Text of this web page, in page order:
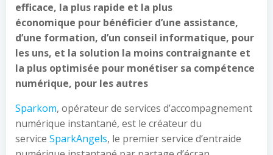
efficace, la plus rapide et la plus
économique pour bénéficier d’une assistance,
d’une formation, d’un conseil informatique, pour
les uns, et la solution la moins contraignante et
la plus optimisée pour monétiser sa compétence
numérique, pour les autres
Sparkom, opérateur de services d’accompagnement
numérique instantané, est le créateur du
service SparkAngels, le premier service d’entraide